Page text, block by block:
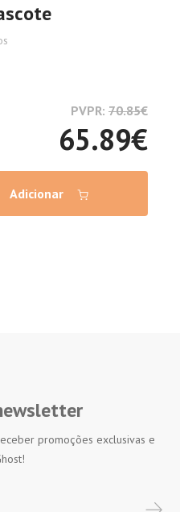
PVPR: 70.85€
65.89€
Adicionar
promoções exclusivas e